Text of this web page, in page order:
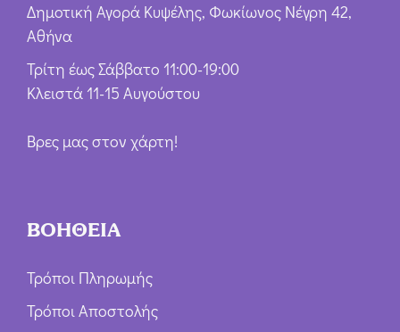
Δημοτική Αγορά Κυψέλης, Φωκίωνος Νέγρη 42,
Αθήνα
Τρίτη έως Σάββατο 11:00-19:00
Κλειστά 11-15 Αυγούστου
Βρες μας στον χάρτη!
ΒΟΗΘΕΙΑ
Τρόποι Πληρωμής
Τρόποι Αποστολής